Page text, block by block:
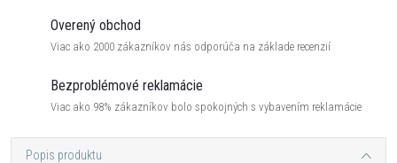
Overený obchod
Viac ako 2000 zákazníkov nás odporúča na základe recenzií
Bezproblémové reklamácie
Viac ako 98% zákazníkov bolo spokojných s vybavením reklamácie
Popis produktu